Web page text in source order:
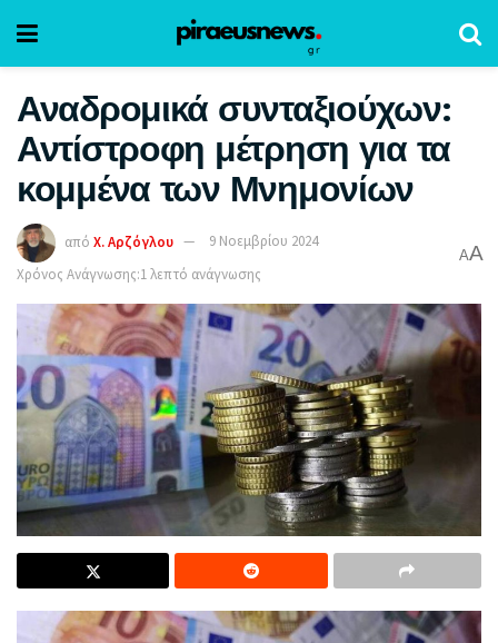
Αναδρομικά συνταξιούχων:
Αντίστροφη μέτρηση για τα
κομμένα των Μνημονίων
από Χ. Αρζόγλου
9 Νοεμβρίου 2024
Χρόνος Ανάγνωσης:1 λεπτό ανάγνωσης
AA